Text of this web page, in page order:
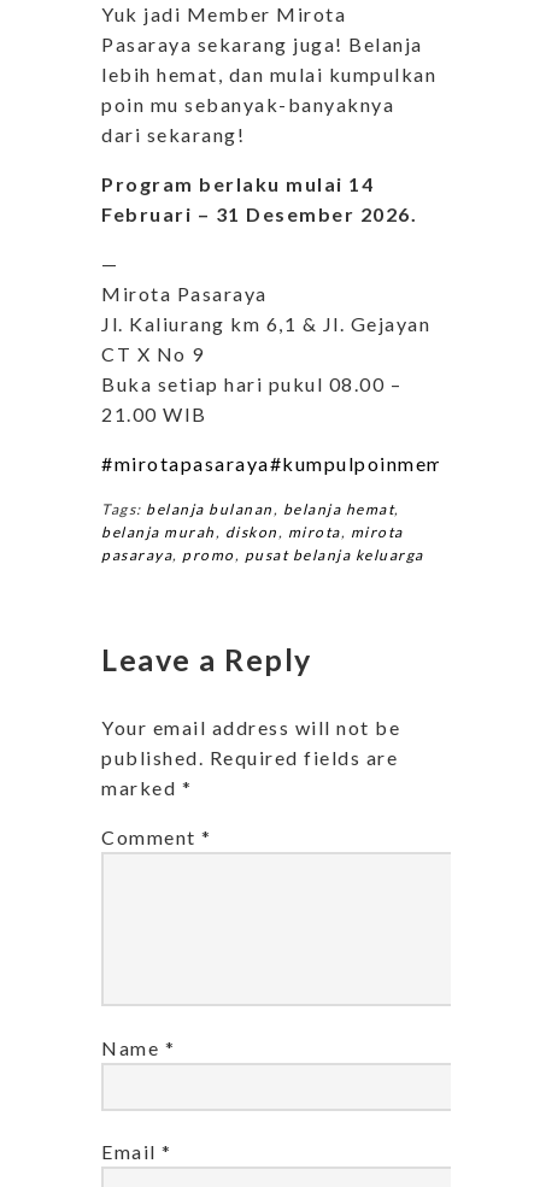
Yuk jadi Member Mirota
Pasaraya sekarang juga! Belanja
lebih hemat, dan mulai kumpulkan
poin mu sebanyak-banyaknya
dari sekarang!
Program berlaku mulai 14
Februari – 31 Desember 2026.
—
Mirota Pasaraya
Jl. Kaliurang km 6,1 & Jl. Gejayan
CT X No 9
Buka setiap hari pukul 08.00 –
21.00 WIB
#mirotapasaraya#kumpulpoinmember
Tags: belanja bulanan , belanja hemat,
belanja murah , diskon , mirota, mirota
pasaraya, promo , pusat belanja keluarga
Leave a Reply
Your email address will not be
published.
Required fields are
marked *
Comment *
Name *
Email *